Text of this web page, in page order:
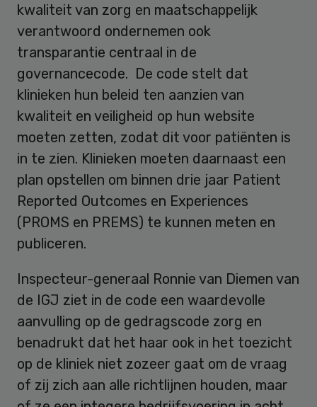
kwaliteit van zorg en maatschappelijk
verantwoord ondernemen ook
transparantie centraal in de
governancecode. De code stelt dat
klinieken hun beleid ten aanzien van
kwaliteit en veiligheid op hun website
moeten zetten, zodat dit voor patiënten is
in te zien. Klinieken moeten daarnaast een
plan opstellen om binnen drie jaar Patient
Reported Outcomes en Experiences
(PROMS en PREMS) te kunnen meten en
publiceren.
Inspecteur-generaal Ronnie van Diemen van
de IGJ ziet in de code een waardevolle
aanvulling op de gedragscode zorg en
benadrukt dat het haar ook in het toezicht
op de kliniek niet zozeer gaat om de vraag
of zij zich aan alle richtlijnen houden, maar